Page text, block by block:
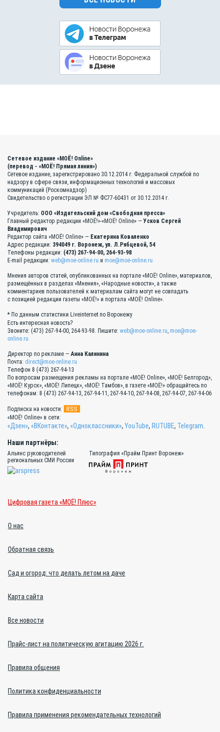
Сетевое издание «МОЁ! Online»
(перевод - «МОЁ! Прямая линия»)
Сетевое издание, зарегистрировано 30.12.2014 г. Федеральной службой по
надзору в сфере связи, информационных технологий и массовых
коммуникаций (Роскомнадзор)
Свидетельство о регистрации ЭЛ № ФС77-60431 от 30.12.2014 г.
Учредитель: ООО «Издательский дом «Свободная пресса»
Главный редактор редакции «МОЁ!»-«МОЁ! Online» — Усков Сергей
Владимирович
Редактор сайта «МОЁ! Online» — Екатерина Коваленко
Адрес редакции: 394049 г. Воронеж, ул. Л.Рябцевой, 54
Телефоны редакции: (473) 267-94-00, 264-93-98
E-mail редакции: web@moe-online.ru и moe@moe-online.ru
Мнения авторов статей, опубликованных на портале «МОЁ! Online», материалов,
размещённых в разделах «Мнения», «Народные новости», а также
комментариев пользователей к материалам сайта могут не совпадать
с позицией редакции газеты «МОЁ!» и портала «МОЁ! Online».
* По данным статистики Liveinternet по Воронежу
Есть интересная новость?
Звоните: (473) 267-94-00, 264-93-98. Пишите: web@moe-online.ru moe@moe-
online.ru
Директор по рекламе — Анна Калинина
Почта: direct@moe-online.ru
Телефон 8 (473) 267-94-13
По вопросам размещения рекламы на портале «МОЁ! Online», «МОЁ! Белгород»,
«МОЁ! Курск», «МОЁ! Липецк», «МОЁ! Тамбов», в газете «МОЁ!» обращайтесь по
телефонам: 8 (473) 267-94-13, 267-94-11, 267-94-10, 267-94-08, 267-94-07, 267-94-06
Подписка на новости: RSS
«МОЁ! Online» в сети:
«Дзен», «ВКонтакте», «Одноклассники», YouTube, RUTUBE, Telegram
Наши партнёры:
Альянс руководителей
региональных СМИ России
Типография «Прайм Принт Воронеж»
Цифровая газета «МОЁ! Плюс»
О нас
Обратная связь
Сад и огород: что делать летом на даче
Карта сайта
Все новости
Прайс-лист на политическую агитацию 2026 г.
Правила общения
Политика конфиденциальности
Правила применения рекомендательных технологий